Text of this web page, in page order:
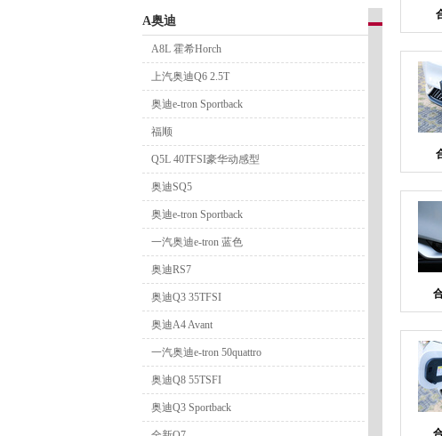
A奥迪
A8L 霍希Horch
上汽奥迪Q6 2.5T
奥迪e-tron Sportback
福顺
Q5L 40TFSI豪华动感型
奥迪SQ5
奥迪e-tron Sportback
一汽奥迪e-tron 蓝色
奥迪RS7
奥迪Q3 35TFSI
奥迪A4 Avant
一汽奥迪e-tron 50quattro
奥迪Q8 55TSFI
奥迪Q3 Sportback